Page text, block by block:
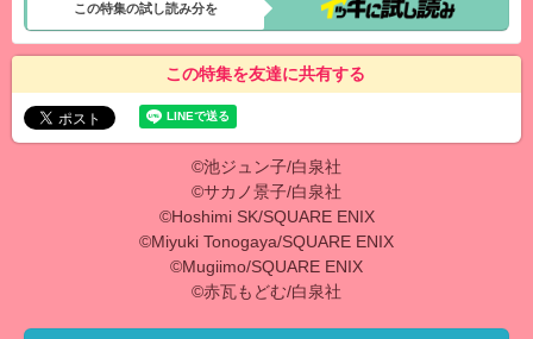
この特集の試し読み分を
この特集を友達に共有する
©池ジュン子/白泉社
©サカノ景子/白泉社
©Hoshimi SK/SQUARE ENIX
©Miyuki Tonogaya/SQUARE ENIX
©Mugiimo/SQUARE ENIX
©赤瓦もどむ/白泉社